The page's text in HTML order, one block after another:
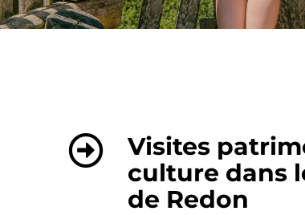
Visites
culture dans
de Redon